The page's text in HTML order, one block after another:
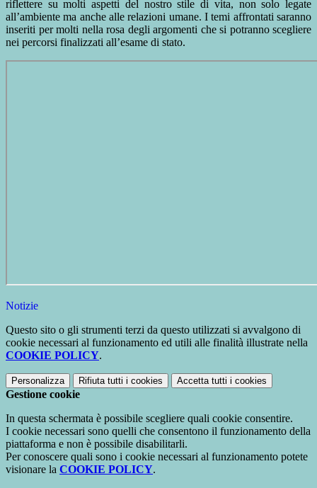
riflettere su molti aspetti del nostro stile di vita, non solo legate
all’ambiente ma anche alle relazioni umane. I temi affrontati saranno
inseriti per molti nella rosa degli argomenti che si potranno scegliere
nei percorsi finalizzati all’esame di stato.
Notizie
Questo sito o gli strumenti terzi da questo utilizzati si avvalgono di
cookie necessari al funzionamento ed utili alle finalità illustrate nella
COOKIE POLICY.
Personalizza Rifiuta tutti i cookies Accetta tutti i cookies
Gestione cookie
In questa schermata è possibile scegliere quali cookie consentire.
I cookie necessari sono quelli che consentono il funzionamento della
piattaforma e non è possibile disabilitarli.
Per conoscere quali sono i cookie necessari al funzionamento potete
visionare la COOKIE POLICY.